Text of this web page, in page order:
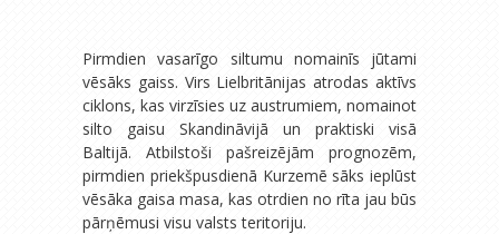
Pirmdien vasarīgo siltumu nomainīs jūtami
vēsāks gaiss. Virs Lielbritānijas atrodas aktīvs
ciklons, kas virzīsies uz austrumiem, nomainot
silto gaisu Skandināvijā un praktiski visā
Baltijā. Atbilstoši pašreizējām prognozēm,
pirmdien priekšpusdienā Kurzemē sāks ieplūst
vēsāka gaisa masa, kas otrdien no rīta jau būs
pārņēmusi visu valsts teritoriju.